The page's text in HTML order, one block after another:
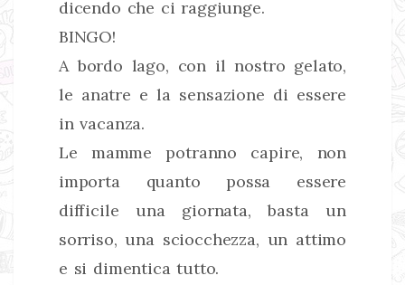
dicendo che ci raggiunge.
BINGO!
A bordo lago, con il nostro gelato,
le anatre e la sensazione di essere
in vacanza.
Le mamme potranno capire, non
importa quanto possa essere
difficile una giornata, basta un
sorriso, una sciocchezza, un attimo
e si dimentica tutto.